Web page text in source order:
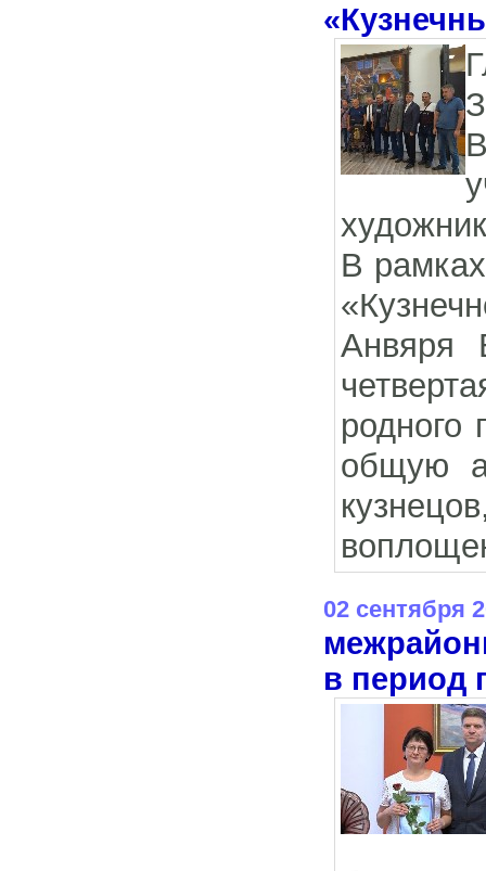
В
Анвяря
родного
общую
02 сентября
в период